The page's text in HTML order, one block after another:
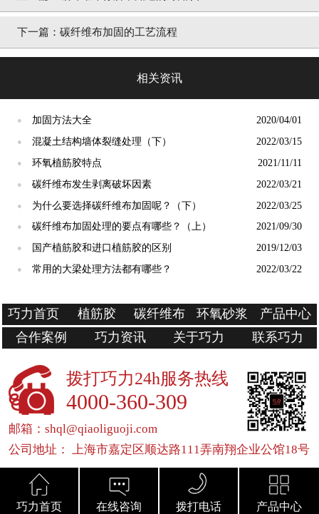
下一篇： 碳纤维布加固的工艺流程
相关资讯
● 加固方法大全 2020/04/01
● 混凝土结构墙体裂缝处理（下） 2022/03/15
● 环氧植筋胶特点 2021/11/11
● 碳纤维布发生剥离破坏因素 2022/03/21
● 为什么要选择碳纤维布加固呢？（下） 2022/03/25
● 碳纤维布加固处理的要点有哪些？（上） 2021/09/30
● 国产植筋胶和进口植筋胶的区别 2019/12/03
● 常用的大梁处理方法都有哪些？ 2022/03/22
巧力首页 植筋胶 碳纤维布 环氧砂浆
产品中心
合作案例
巧力资讯 关于巧力 联系巧力
拨打巧力24h服务热线
4000-360-309
邮箱：shql@qiaoliguoji.com
公司地址： 上海市嘉定区顺达路111弄南翔企业公馆18号
巧力首页 在线咨询 拨打电话 产品中心